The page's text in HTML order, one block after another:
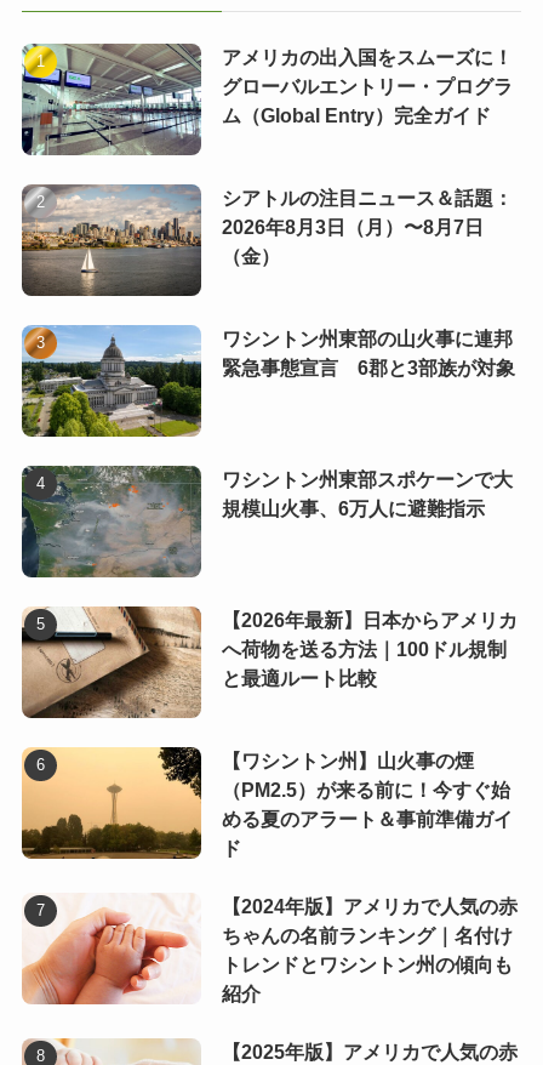
アメリカの出入国をスムーズに！
グローバルエントリー・プログラ
ム（Global Entry）完全ガイド
シアトルの注目ニュース＆話題：
2026年8月3日（月）〜8月7日
（金）
ワシントン州東部の山火事に連邦
緊急事態宣言 6郡と3部族が対象
ワシントン州東部スポケーンで大
規模山火事、6万人に避難指示
【2026年最新】日本からアメリカ
へ荷物を送る方法｜100ドル規制
と最適ルート比較
【ワシントン州】山火事の煙
（PM2.5）が来る前に！今すぐ始
める夏のアラート＆事前準備ガイ
ド
【2024年版】アメリカで人気の赤
ちゃんの名前ランキング｜名付け
トレンドとワシントン州の傾向も
紹介
【2025年版】アメリカで人気の赤